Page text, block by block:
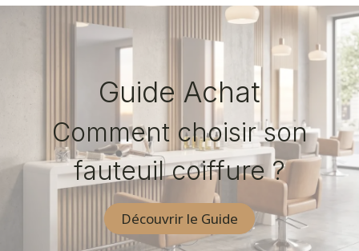
Guide Achat
Comment choisir son
fauteuil coiffure ?
Découvrir le Guide